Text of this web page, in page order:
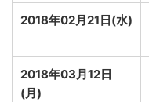
2018年02月21日(水)
2018年03月12日
(月)